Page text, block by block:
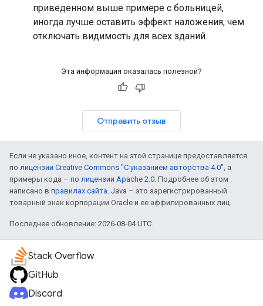
приведенном выше примере с больницей,
иногда лучше оставить эффект наложения, чем
отключать видимость для всех зданий.
Эта информация оказалась полезной?
Отправить отзыв
Если не указано иное, контент на этой странице предоставляется
по лицензии Creative Commons "С указанием авторства 4.0", а
примеры кода – по лицензии Apache 2.0. Подробнее об этом
написано в правилах сайта. Java – это зарегистрированный
товарный знак корпорации Oracle и ее аффилированных лиц.
Последнее обновление: 2026-08-04 UTC.
Stack Overflow
GitHub
Discord